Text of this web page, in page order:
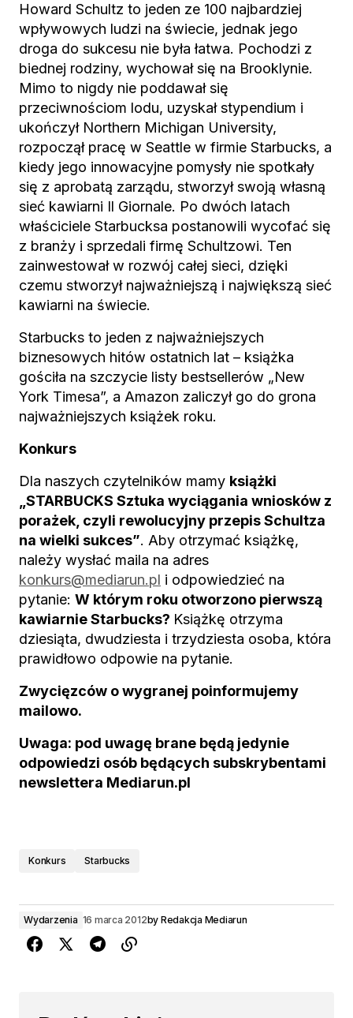
Howard Schultz to jeden ze 100 najbardziej
wpływowych ludzi na świecie, jednak jego
droga do sukcesu nie była łatwa. Pochodzi z
biednej rodziny, wychował się na Brooklynie.
Mimo to nigdy nie poddawał się
przeciwnościom lodu, uzyskał stypendium i
ukończył Northern Michigan University,
rozpoczął pracę w Seattle w firmie Starbucks, a
kiedy jego innowacyjne pomysły nie spotkały
się z aprobatą zarządu, stworzył swoją własną
sieć kawiarni Il Giornale. Po dwóch latach
właściciele Starbucksa postanowili wycofać się
z branży i sprzedali firmę Schultzowi. Ten
zainwestował w rozwój całej sieci, dzięki
czemu stworzył najważniejszą i największą sieć
kawiarni na świecie.
Starbucks to jeden z najważniejszych
biznesowych hitów ostatnich lat – książka
gościła na szczycie listy bestsellerów „New
York Timesa”, a Amazon zaliczył go do grona
najważniejszych książek roku.
Konkurs
Dla naszych czytelników mamy książki
„STARBUCKS Sztuka wyciągania wniosków z
porażek, czyli rewolucyjny przepis Schultza
na wielki sukces”. Aby otrzymać książkę,
należy wysłać maila na adres
konkurs@mediarun.pl i odpowiedzieć na
pytanie: W którym roku otworzono pierwszą
kawiarnie Starbucks? Książkę otrzyma
dziesiąta, dwudziesta i trzydziesta osoba, która
prawidłowo odpowie na pytanie.
Zwycięzców o wygranej poinformujemy
mailowo.
Uwaga: pod uwagę brane będą jedynie
odpowiedzi osób będących subskrybentami
newslettera Mediarun.pl
Konkurs Starbucks
Wydarzenia 16 marca 2012by Redakcja Mediarun